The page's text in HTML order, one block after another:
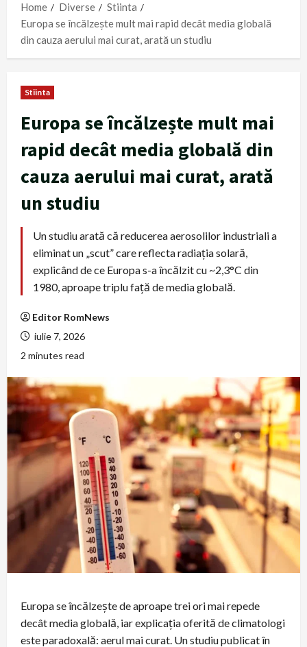
Home
Diverse
Stiinta
Europa se încălzește mult mai rapid decât media globală
din cauza aerului mai curat, arată un studiu
Stiinta
Europa se încălzește mult mai
rapid decât media globală din
cauza aerului mai curat, arată
un studiu
Un studiu arată că reducerea aerosolilor industriali a
eliminat un „scut” care reflecta radiația solară,
explicând de ce Europa s-a încălzit cu ~2,3°C din
1980, aproape triplu față de media globală.
Editor RomNews
iulie 7, 2026
2 minutes read
Europa se încălzește de aproape trei ori mai repede
decât media globală, iar explicația oferită de climatologi
este paradoxală: aerul mai curat. Un studiu publicat în